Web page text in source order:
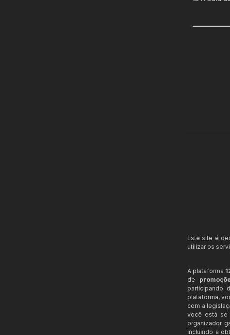
Este site é
utilizar os
A plataforma
de
participando
plataforma,
com a
você está se
organizador
incluindo a